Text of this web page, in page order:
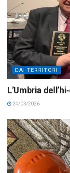
DAI TERRITORI
L’Umbria
24/03/2026